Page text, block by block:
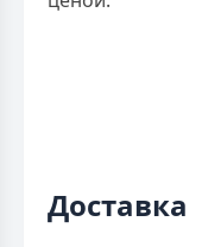
Доставка